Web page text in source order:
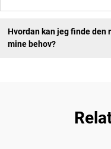
Hvordan kan jeg finde den
mine behov?